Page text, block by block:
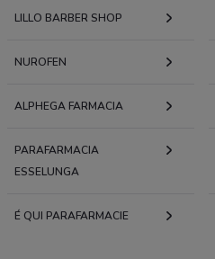
LILLO BARBER SHOP
NUROFEN
ALPHEGA FARMACIA
PARAFARMACIA
ESSELUNGA
É QUI PARAFARMACIE